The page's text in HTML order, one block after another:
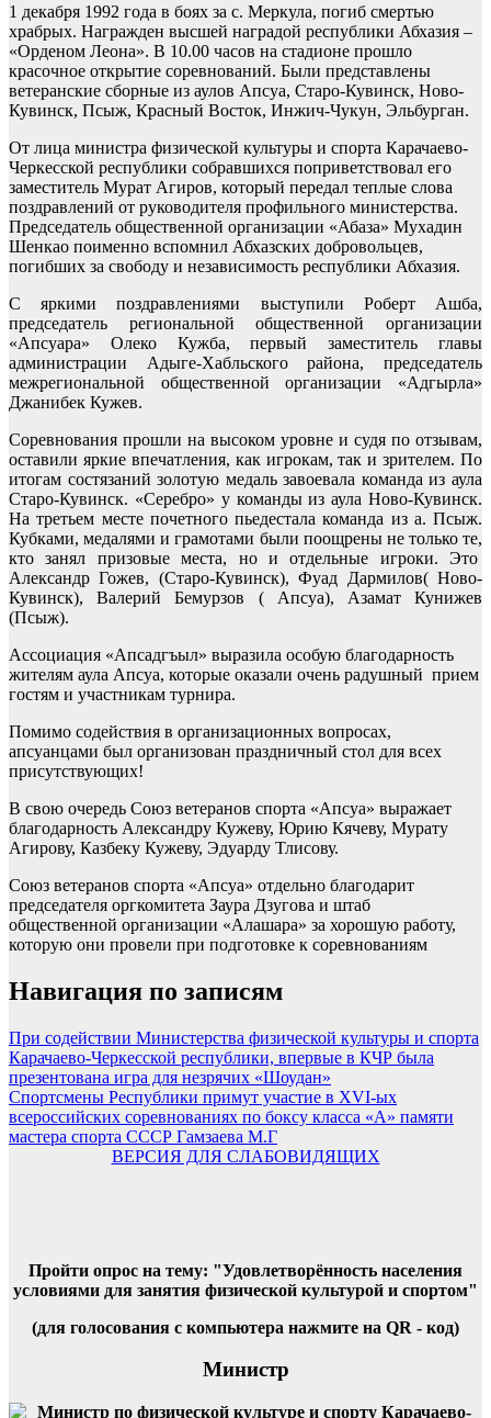
1 декабря 1992 года в боях за с. Меркула, погиб смертью
храбрых. Награжден высшей наградой республики Абхазия –
«Орденом Леона». В 10.00 часов на стадионе прошло
красочное открытие соревнований. Были представлены
ветеранские сборные из аулов Апсуа, Старо-Кувинск, Ново-
Кувинск, Псыж, Красный Восток, Инжич-Чукун, Эльбурган.
От лица министра физической культуры и спорта Карачаево-
Черкесской республики собравшихся поприветствовал его
заместитель Мурат Агиров, который передал теплые слова
поздравлений от руководителя профильного министерства.
Председатель общественной организации «Абаза» Мухадин
Шенкао поименно вспомнил Абхазских добровольцев,
погибших за свободу и независимость республики Абхазия.
С яркими поздравлениями выступили Роберт Ашба,
председатель региональной общественной организации
«Апсуара» Олеко Кужба, первый заместитель главы
администрации Адыге-Хабльского района, председатель
межрегиональной общественной организации «Адгырла»
Джанибек Кужев.
Соревнования прошли на высоком уровне и судя по отзывам,
оставили яркие впечатления, как игрокам, так и зрителем. По
итогам состязаний золотую медаль завоевала команда из аула
Старо-Кувинск. «Серебро» у команды из аула Ново-Кувинск.
На третьем месте почетного пьедестала команда из а. Псыж.
Кубками, медалями и грамотами были поощрены не только те,
кто занял призовые места, но и отдельные игроки. Это
Александр Гожев, (Старо-Кувинск), Фуад Дармилов( Ново-
Кувинск), Валерий Бемурзов ( Апсуа), Азамат Кунижев
(Псыж).
Ассоциация «Апсадгъыл» выразила особую благодарность
жителям аула Апсуа, которые оказали очень радушный прием
гостям и участникам турнира.
Помимо содействия в организационных вопросах,
апсуанцами был организован праздничный стол для всех
присутствующих!
В свою очередь Союз ветеранов спорта «Апсуа» выражает
благодарность Александру Кужеву, Юрию Кячеву, Мурату
Агирову, Казбеку Кужеву, Эдуарду Тлисову.
Союз ветеранов спорта «Апсуа» отдельно благодарит
председателя оргкомитета Заура Дзугова и штаб
общественной организации «Алашара» за хорошую работу,
которую они провели при подготовке к соревнованиям
Навигация по записям
При содействии Министерства физической культуры и спорта
Карачаево-Черкесской республики, впервые в КЧР была
презентована игра для незрячих «Шоудан»
Спортсмены Республики примут участие в XVI-ых
всероссийских соревнованиях по боксу класса «А» памяти
мастера спорта СССР Гамзаева М.Г
ВЕРСИЯ ДЛЯ СЛАБОВИДЯЩИХ
Пройти опрос на тему: "Удовлетворённость населения
условиями для занятия физической культурой и спортом"
(для голосования с компьютера нажмите на QR - код)
Министр